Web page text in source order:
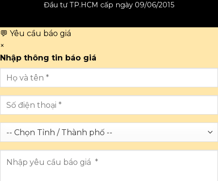
Đầu tư TP.HCM cấp ngày 09/06/2015
💬 Yêu cầu báo giá
×
Nhập thông tin báo giá